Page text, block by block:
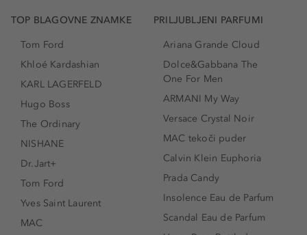
TOP BLAGOVNE ZNAMKE
Tom Ford
Khloé Kardashian
KARL LAGERFELD
Hugo Boss
The Ordinary
NISHANE
Dr.Jart+
Tom Ford
Yves Saint Laurent
MAC
PRILJUBLJENI PARFUMI
Ariana Grande Cloud
Dolce&Gabbana The
One For Men
ARMANI My Way
Versace Crystal Noir
MAC tekoči puder
Calvin Klein Euphoria
Prada Candy
Insolence Eau de Parfum
Scandal Eau de Parfum